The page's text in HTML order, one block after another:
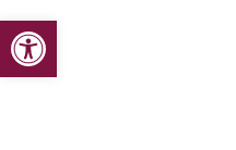
Abrir barra de
Inicio